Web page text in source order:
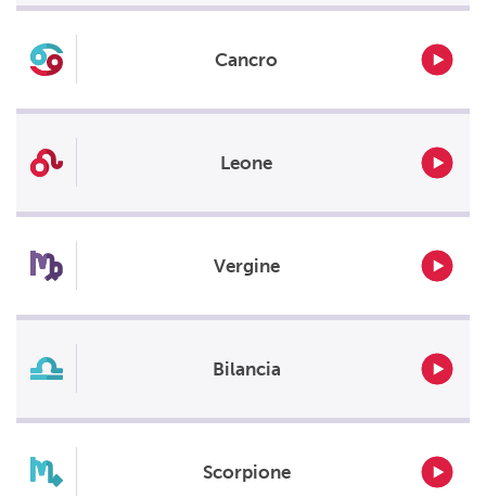
Cancro
Leone
Vergine
Bilancia
Scorpione